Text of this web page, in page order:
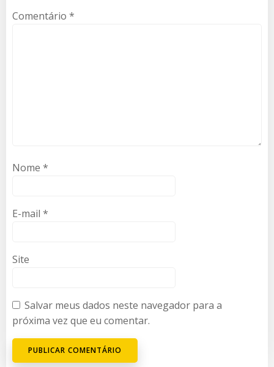
Comentário *
Nome *
E-mail *
Site
Salvar meus dados neste navegador para a
próxima vez que eu comentar.